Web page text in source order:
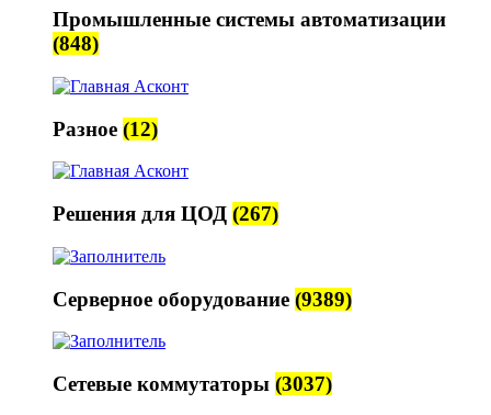
Промышленные системы автоматизации
(848)
Разное (12)
Решения для ЦОД (267)
Серверное оборудование (9389)
Сетевые коммутаторы (3037)